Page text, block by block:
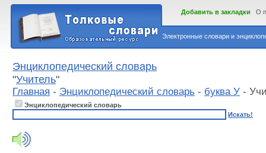
Электронные словари и
Добавить в закладки О
Энциклопедический словарь
"Учитель"
Главная - Энциклопедический словарь - буква У -
Энциклопедический словарь
Искать!